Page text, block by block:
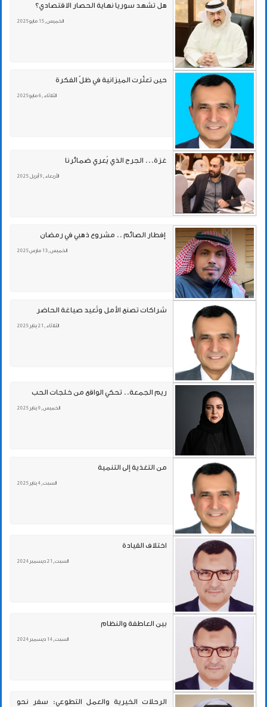
هل تشهد سوريا نهاية الحصار الاقتصادي؟
الخميس , 15 مايو 2025
حين تعثّرت الميزانية في ظلّ الفكرة
الثلاثاء , 6 مايو 2025
غزة... الجرح الذي يُعري ضمائرنا
الأربعاء , 9 أبريل 2025
الخميس , 13 مارس 2025
شراكات تصنع الأمل وتُعيد صياغة الحاضر
الثلاثاء , 21 يناير 2025
ريم الجمعة.. تحكي الواقع من خلجات الحب
الخميس , 9 يناير 2025
من التغذية إلى التنمية
السبت , 4 يناير 2025
اختلاف القيادة
السبت , 21 ديسمبر 2024
بين العاطفة والنظام
السبت , 14 ديسمبر 2024
الرحلات الخيرية والعمل التطوعي: سفر نحو